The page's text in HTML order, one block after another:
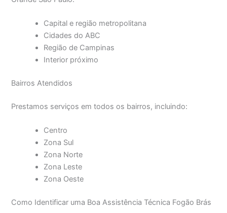
Capital e região metropolitana
Cidades do ABC
Região de Campinas
Interior próximo
Bairros Atendidos
Prestamos serviços em todos os bairros, incluindo:
Centro
Zona Sul
Zona Norte
Zona Leste
Zona Oeste
Como Identificar uma Boa Assistência Técnica Fogão Brás